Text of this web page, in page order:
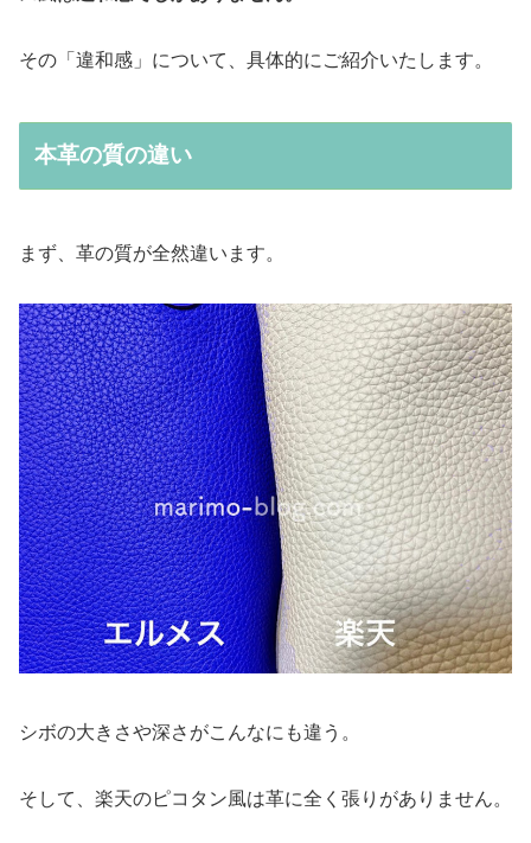
その「違和感」について、具体的にご紹介いたします。
本革の質の違い
まず、革の質が全然違います。
シボの大きさや深さがこんなにも違う。
そして、楽天のピコタン風は革に全く張りがありません。